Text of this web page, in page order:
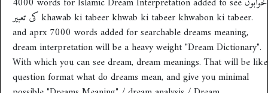
کی تعبیر khawab ki tabeer khwab ki tabeer khwabon ki tabeer.
and aprx 7000 words added for searchable dreams meaning,
dream interpretation will be a heavy weight "Dream Dictionary".
With which you can see dream, dream meanings. That will be like
question format what do dreams mean, and give you minimal